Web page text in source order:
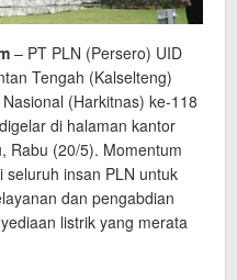
– PT PLN (Persero) UID
Tengah (Kalselteng)
(Harkitnas) ke-118
di halaman kantor
Rabu (20/5). Momentum
insan PLN untuk
dan pengabdian
listrik yang merata